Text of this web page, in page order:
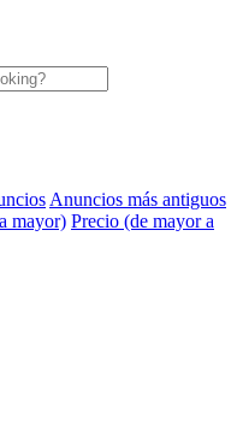
Anuncios más antiguos
mayor) Precio (de mayor a